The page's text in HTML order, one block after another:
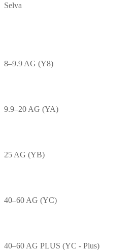
Selva
8–9.9 AG (Y8)
9.9–20 AG (YA)
25 AG (YB)
40–60 AG (YC)
40–60 AG PLUS (YC - Plus)